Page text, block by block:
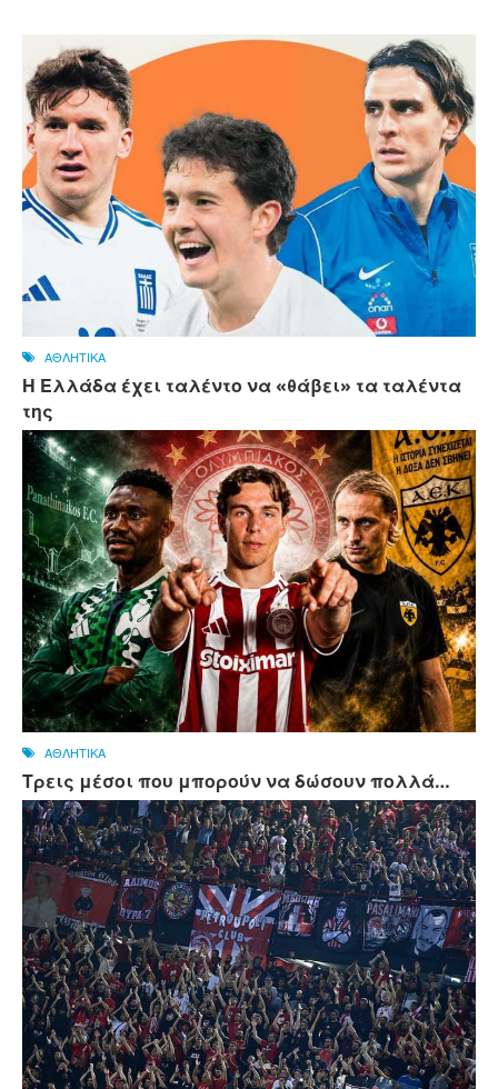
ΑΘΛΗΤΙΚΑ
Η Ελλάδα έχει ταλέντο να «θάβει» τα ταλέντα
της
ΑΘΛΗΤΙΚΑ
Τρεις μέσοι που μπορούν να δώσουν πολλά…